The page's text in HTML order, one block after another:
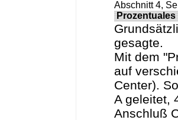
gesagte.
Mit dem
auf
Center).
A geleitet,
Anschluß